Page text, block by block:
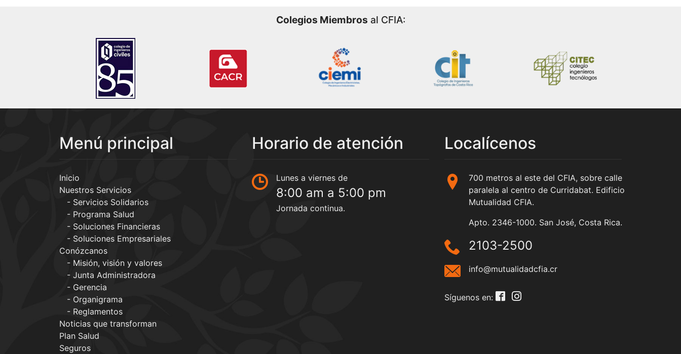
Colegios Miembros al CFIA:
Menú principal
Inicio
Nuestros Servicios
Servicios Solidarios
Programa Salud
Soluciones Financieras
Soluciones Empresariales
Conózcanos
Misión, visión y valores
Junta Administradora
Gerencia
Organigrama
Reglamentos
Noticias que transforman
Plan Salud
Seguros
Horario de atención
Lunes a viernes de
8:00 am a 5:00 pm
Jornada continua.
Localícenos
700 metros al este del CFIA, sobre calle
paralela al centro de Curridabat. Edificio
Mutualidad CFIA.
Apto. 2346-1000. San José, Costa Rica.
2103-2500
info@mutualidadcfia.cr
Síguenos en: